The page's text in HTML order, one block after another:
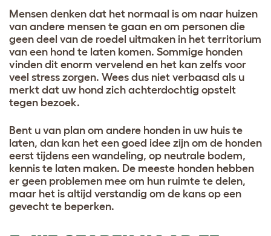
Mensen denken dat het normaal is om naar huizen
van andere mensen te gaan en om personen die
geen deel van de roedel uitmaken in het territorium
van een hond te laten komen. Sommige honden
vinden dit enorm vervelend en het kan zelfs voor
veel stress zorgen. Wees dus niet verbaasd als u
merkt dat uw hond zich achterdochtig opstelt
tegen bezoek.
Bent u van plan om andere honden in uw huis te
laten, dan kan het een goed idee zijn om de honden
eerst tijdens een wandeling, op neutrale bodem,
kennis te laten maken. De meeste honden hebben
er geen problemen mee om hun ruimte te delen,
maar het is altijd verstandig om de kans op een
gevecht te beperken.